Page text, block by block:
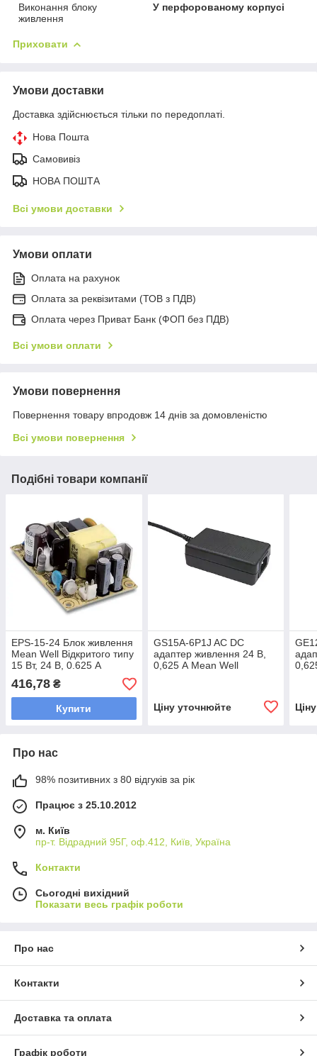
Виконання блоку
живлення
У перфорованому корпусі
Приховати
Умови доставки
Доставка здійснюється тільки по передоплаті.
Нова Пошта
Самовивіз
НОВА ПОШТА
Всі умови доставки
Умови оплати
Оплата на рахунок
Оплата за реквізитами (ТОВ з ПДВ)
Оплата через Приват Банк (ФОП без ПДВ)
Всі умови оплати
Умови повернення
Повернення товару впродовж 14 днів за домовленістю
Всі умови повернення
Подібні товари компанії
EPS-15-24 Блок живлення
Mean Well Відкритого типу
15 Вт, 24 В, 0.625 А
(AC/DC Перетворювач)
416,78 ₴
Купити
GS15A-6P1J AC DC
адаптер живлення 24 В,
0,625 А Mean Well
Ціну уточнюйте
Про нас
98% позитивних з 80 відгуків за рік
Працює з 25.10.2012
м. Київ
пр-т. Відрадний 95Г, оф.412, Київ, Україна
Контакти
Сьогодні вихідний
Показати весь графік роботи
Про нас
Контакти
Доставка та оплата
Графік роботи